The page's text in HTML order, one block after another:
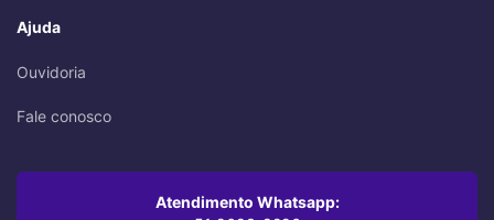
Ajuda
Ouvidoria
Fale conosco
Atendimento Whatsapp: